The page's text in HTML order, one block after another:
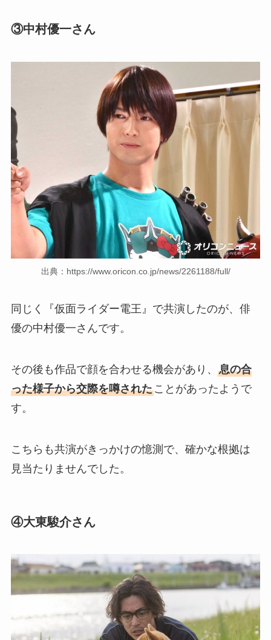
③中村優一さん
出典：https://www.oricon.co.jp/news/2261188/full/
同じく『仮面ライダー電王』で共演したのが、俳
優の中村優一さんです。
その後も作品で顔を合わせる機会があり、 息の合
った様子から交際を噂されたことがあったようで
す。
こちらも共演がきっかけの憶測で、確かな根拠は
見当たりませんでした。
④大東駿介さん